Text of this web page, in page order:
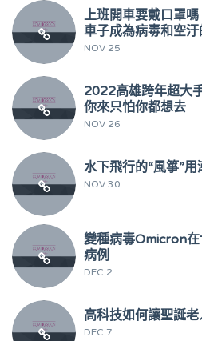
上班開車要戴口罩
車子成為病毒和空汙
NOV 25
2022高雄跨年超大
你來只怕你都想去
NOV 26
水下飛行的“風箏”用
NOV 30
變種病毒Omicron
病例
DEC 2
高科技如何讓聖誕
DEC 7